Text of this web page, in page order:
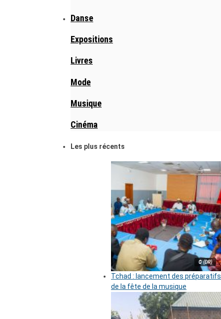
Danse
Expositions
Livres
Mode
Musique
Cinéma
Les plus récents
© (DR)
Tchad : lancement des préparatifs
de la fête de la musique